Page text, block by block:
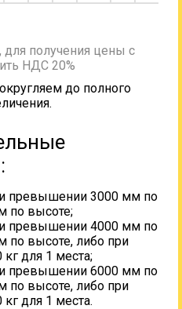
получения цены с
НДС 20%
до полного
превышении 3000 мм по
по высоте;
превышении 4000 мм по
по высоте, либо при
для 1 места;
превышении 6000 мм по
по высоте, либо при
для 1 места.